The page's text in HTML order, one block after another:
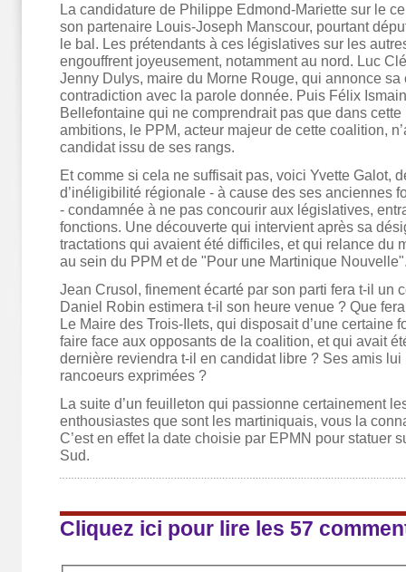
La candidature de Philippe Edmond-Mariette sur le
son partenaire Louis-Joseph Manscour, pourtant
le bal. Les prétendants à ces législatives sur les
engouffrent joyeusement, notamment au nord. Luc
Jenny Dulys, maire du Morne Rouge, qui annonce sa
contradiction avec la parole donnée. Puis Félix
Bellefontaine qui ne comprendrait pas que dans
ambitions, le PPM, acteur majeur de cette coalition,
candidat issu de ses rangs.
Et comme si cela ne suffisait pas, voici Yvette Galot,
d’inéligibilité régionale - à cause des ses anciennes
- condamnée à ne pas concourir aux législatives,
fonctions. Une découverte qui intervient après sa
tractations qui avaient été difficiles, et qui relance du
au sein du PPM et de "Pour une Martinique
Jean Crusol, finement écarté par son parti fera t-il un
Daniel Robin estimera t-il son heure venue ? Que
Le Maire des Trois-Ilets, qui disposait d’une certaine
faire face aux opposants de la coalition, et qui avait
dernière reviendra t-il en candidat libre ? Ses amis
rancoeurs exprimées ?
La suite d’un feuilleton qui passionne certainement
enthousiastes que sont les martiniquais, vous la
C’est en effet la date choisie par EPMN pour statuer
Sud.
Cliquez ici pour lire les 57